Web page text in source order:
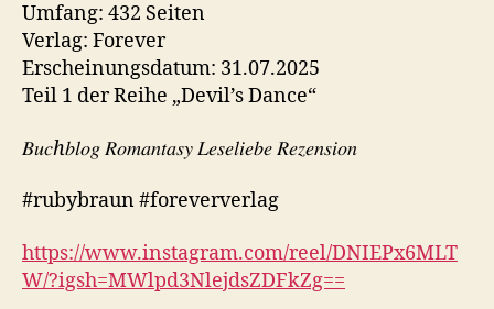
Umfang: 432 Seiten
Verlag: Forever
Erscheinungsdatum: 31.07.2025
Teil 1 der Reihe „Devil’s Dance“
𝐵𝑢𝑐ℎ𝑏𝑙𝑜𝑔 𝑅𝑜𝑚𝑎𝑛𝑡𝑎𝑠𝑦 𝐿𝑒𝑠𝑒𝑙𝑖𝑒𝑏𝑒 𝑅𝑒𝑧𝑒𝑛𝑠𝑖𝑜𝑛
#rubybraun #foreververlag
https://www.instagram.com/reel/DNIEPx6MLT
W/?igsh=MWlpd3NlejdsZDFkZg==